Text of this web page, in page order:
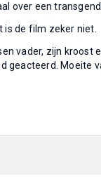
over een
is de film zeker niet.
vader, zijn kroost
geacteerd. Moeite